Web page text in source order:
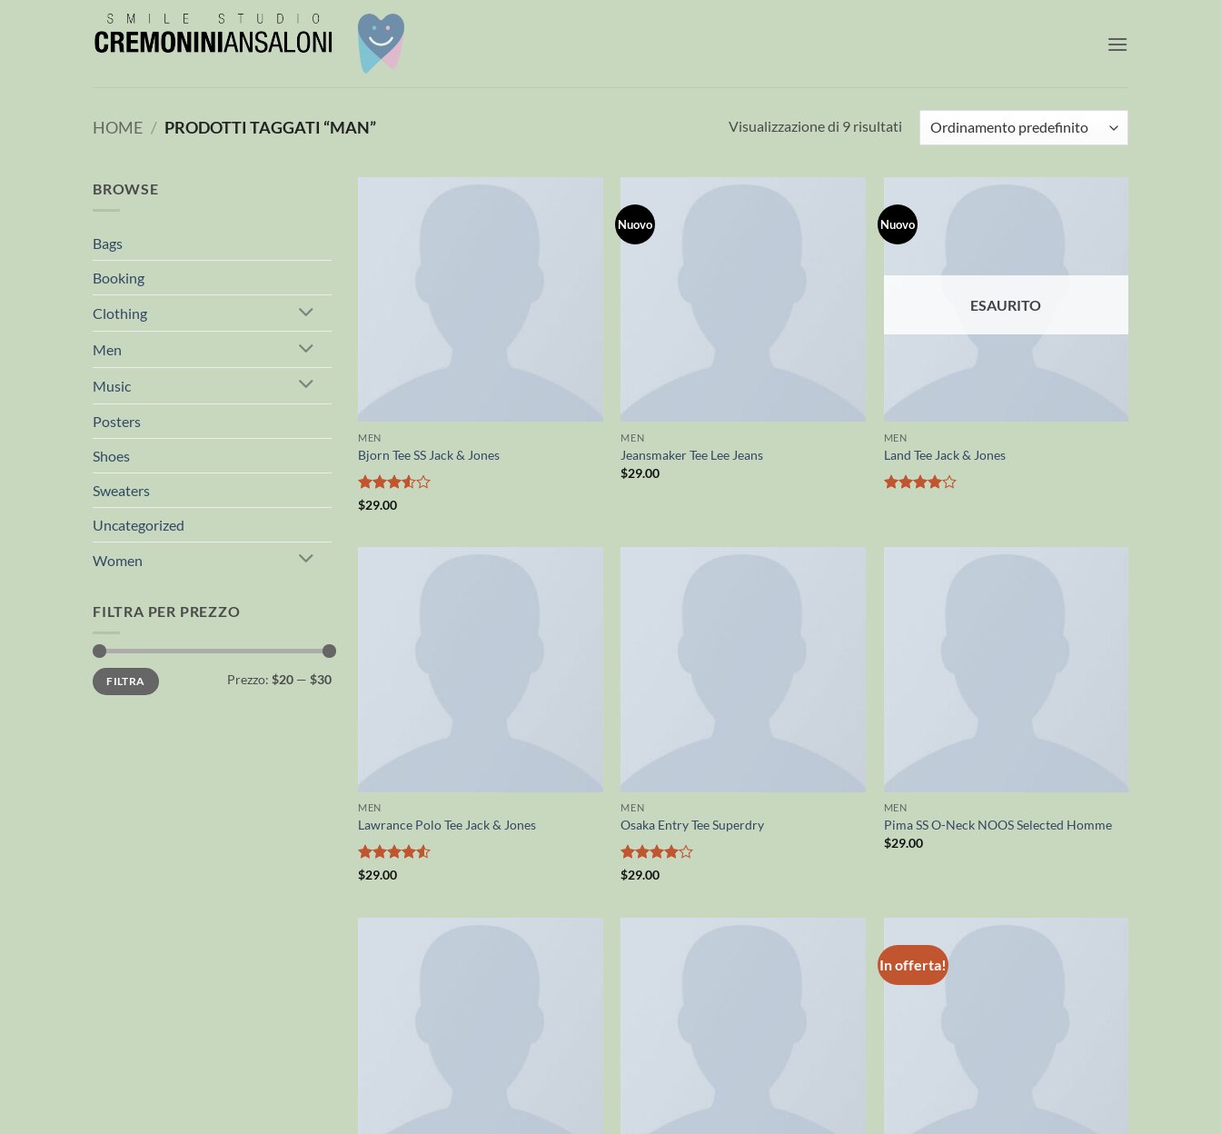
HOME / PRODOTTI TAGGATI “MAN” Visualizzazione di 9 risultati
BROWSE
Bags
Booking
Clothing
Men
Music
Posters
Shoes
Sweaters
Uncategorized
Women
FILTRA PER PREZZO
Prezzo
Min
Prezzo
MaxFILTRA Prezzo: $20— $30
MEN
Bjorn Tee SS Jack & Jones
Valutato
$29.00
Nuovo
MEN
Jeansmaker Tee Lee Jeans
$29.00
Nuovo
ESAURITO
MEN
Land Tee Jack & Jones
MEN
Lawrance Polo Tee Jack & Jones
Valutato
$29.00
MEN
Osaka Entry Tee Superdry
Valutato
$29.00
MEN
Pima SS O-Neck NOOS Selected Homme
$29.00
In offerta!